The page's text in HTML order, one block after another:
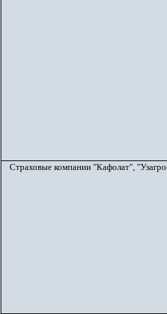
Страховые компании "Кафолат",